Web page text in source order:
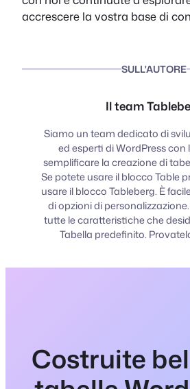
accrescere la vostra base di
SULL'AUTORE
Il team
Siamo un team dedicato di
ed esperti di WordPress con
semplificare la creazione di
Se potete usare il blocco Table
usare il blocco Tableberg. È
di opzioni di
tutte le caratteristiche che
Tabella predefinito.
Costruite